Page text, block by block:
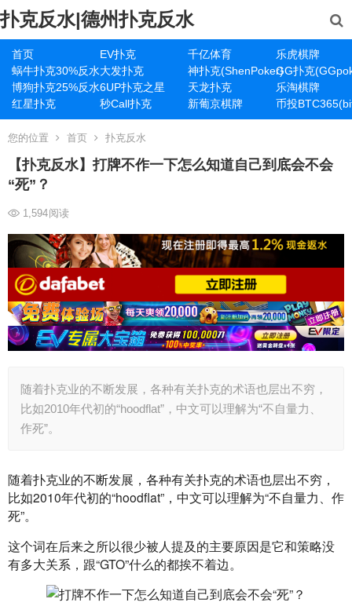
扑克反水|德州扑克反水
首页 EV扑克 千亿体育
乐虎棋牌
蜗牛扑克30%反水大发扑克 神扑克(ShenPoker)GG扑克
博狗扑克25%反水6UP扑克之星 天龙扑克
乐淘棋牌
红星扑克
秒Call扑克 新葡京棋牌 币投
您的位置 首页 扑克反水
【扑克反水】打牌不作一下怎么知道自己到底会不会
“死”？
1,594阅读
随着扑克业的不断发展，各种有关扑克的术语也层出不穷，
比如2010年代初的“hoodflat”，中文可以理解为“不自量力、
作死”。
随着扑克业的不断发展，各种有关扑克的术语也层出不穷，
比如2010年代初的“hoodflat”，中文可以理解为“不自量力、作
死”。
这个词在后来之所以很少被人提及的主要原因是它和策略没
有多大关系，跟“GTO”什么的都挨不着边。